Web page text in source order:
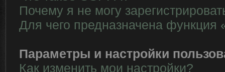
Почему я не могу
Для чего предназначена функция
Параметры и настройки
Как изменить мои настройки?